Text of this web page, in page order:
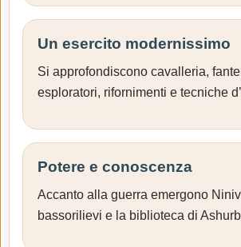
Un esercito modernissimo
Si approfondiscono cavalleria,
esploratori, rifornimenti e tecniche
Potere e conoscenza
Accanto alla guerra emergono
bassorilievi e la biblioteca di